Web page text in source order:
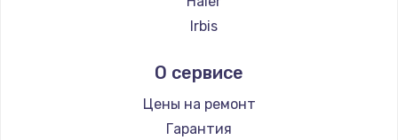
Ремонт платы усилителя
Заказать
Ремонт платы блока питания
Irbis
Microsoft
BlackView
Amazon
О сервисе
Цены на ремонт
Гарантия